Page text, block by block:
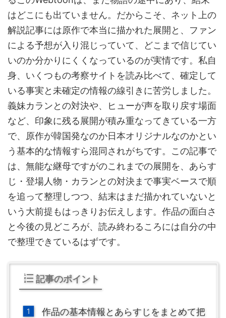
はどこにも出ていません。だからこそ、ネット上の
解説記事には原作で本当に描かれた展開と、ファン
による予想が入り混じっていて、どこまで信じてい
いのか分かりにくくなっているのが実情です。私自
身、いくつもの考察サイトを読み比べて、確定して
いる事実と未確定の情報の線引きに苦労しました。
義妹カランとの対決や、ヒューが声を取り戻す場面
など、印象に残る展開が積み重なってきている一方
で、原作が韓国発なのか日本オリジナルなのかとい
う基本的な情報すら混同されがちです。この記事で
は、無能な継母ですがのこれまでの展開を、あらす
じ・登場人物・カランとの対決まで事実ベースで順
を追って整理しつつ、結末はまだ描かれていないと
いう大前提もはっきりお伝えします。作品の面白さ
と今後の見どころが、読み終わるころには自分の中
で整理できているはずです。
記事のポイント
作品の基本情報とあらすじをまとめて把